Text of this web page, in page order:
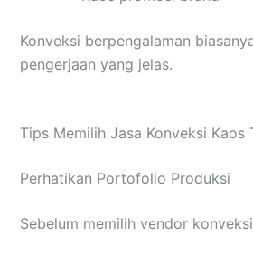
Konveksi berpengalaman
pengerjaan yang jelas.
Tips Memilih Jasa Konveksi Kaos
Perhatikan Portofolio Produksi
Sebelum memilih vendor